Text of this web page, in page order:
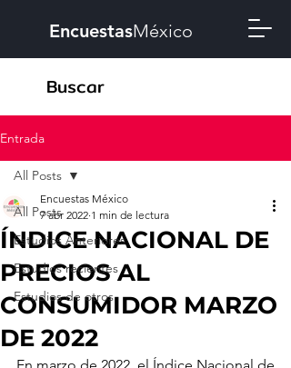
EncuestasMéxico
Entrada
All Posts
Estudios Anteriores
Estudios recientes
Estudios de otros
All Posts
ÍNDICE NACIONAL DE
PRECIOS AL
CONSUMIDOR MARZO
DE 2022
Encuestas México
7 abr 2022 1 min de lectura